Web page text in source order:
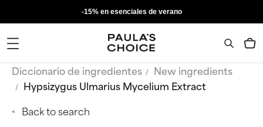
-15% en esenciales de verano
Diccionario de ingredientes
New ingredients
Hypsizygus Ulmarius Mycelium Extract
Back to search